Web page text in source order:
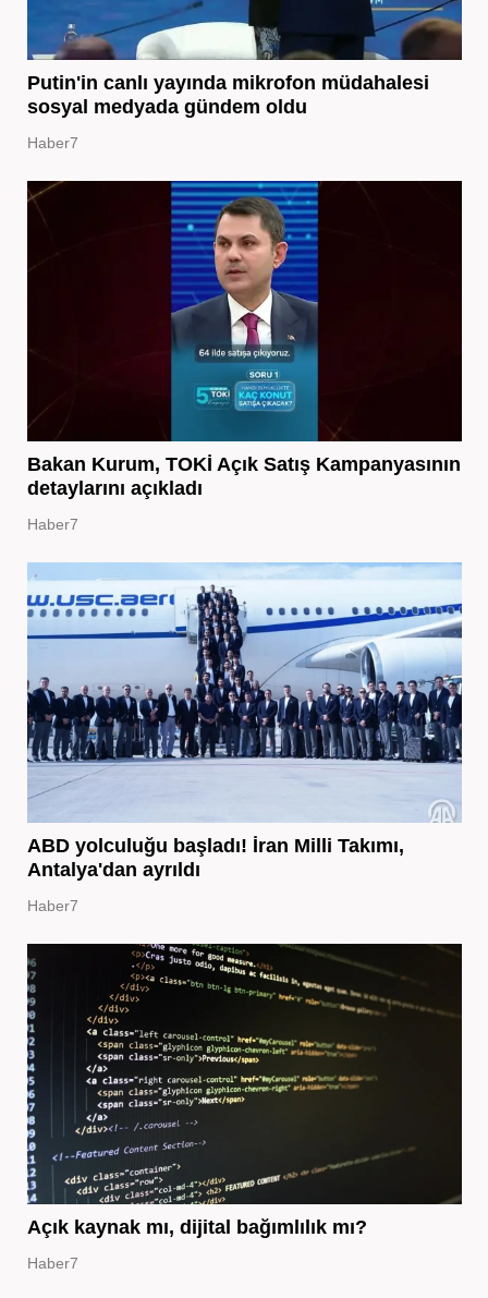
Putin'in canlı yayında mikrofon müdahalesi
sosyal medyada gündem oldu
Haber7
Bakan Kurum, TOKİ Açık Satış Kampanyasının
detaylarını açıkladı
Haber7
ABD yolculuğu başladı! İran Milli Takımı,
Antalya'dan ayrıldı
Haber7
Açık kaynak mı, dijital bağımlılık mı?
Haber7